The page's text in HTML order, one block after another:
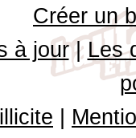
Créer un
à jour| Les